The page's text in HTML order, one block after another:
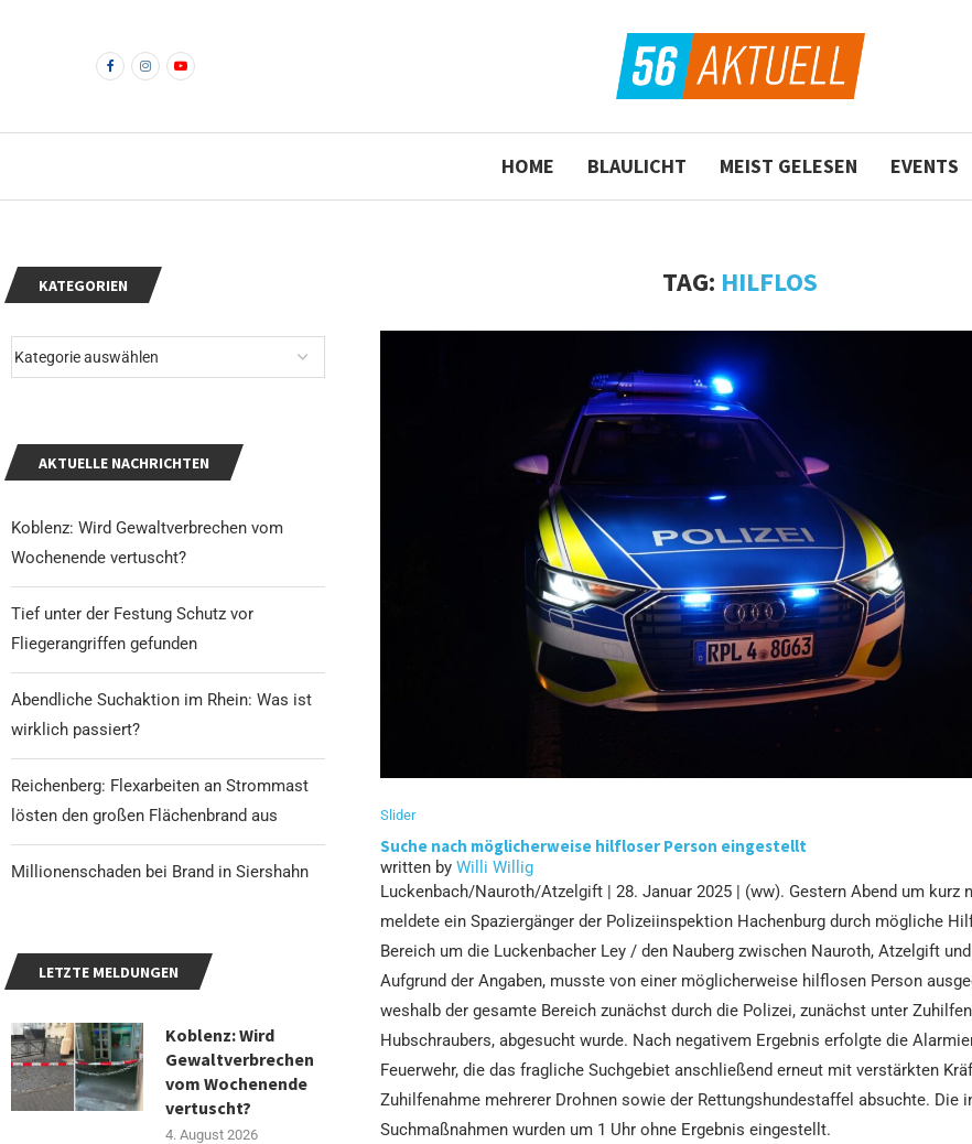
HOME BLAULICHT MEIST GELESEN EVENTS
TAG: HILFLOS
Slider
Suche nach möglicherweise hilfloser Person eingestellt
written by Willi Willig
Luckenbach/Nauroth/Atzelgift | 28. Januar 2025 | (ww). Gestern Abend um kurz
meldete ein Spaziergänger der Polizeiinspektion Hachenburg durch mögliche
Bereich um die Luckenbacher Ley / den Nauberg zwischen Nauroth, Atzelgift
Aufgrund der Angaben, musste von einer möglicherweise hilflosen Person
weshalb der gesamte Bereich zunächst durch die Polizei, zunächst unter
Hubschraubers, abgesucht wurde. Nach negativem Ergebnis erfolgte die
Feuerwehr, die das fragliche Suchgebiet anschließend erneut mit verstärkten
Zuhilfenahme mehrerer Drohnen sowie der Rettungshundestaffel absuchte. Die
Suchmaßnahmen wurden um 1 Uhr ohne Ergebnis eingestellt.
KATEGORIEN
AKTUELLE NACHRICHTEN
Koblenz: Wird Gewaltverbrechen vom
Wochenende vertuscht?
Tief unter der Festung Schutz vor
Fliegerangriffen gefunden
Abendliche Suchaktion im Rhein: Was ist
wirklich passiert?
Reichenberg: Flexarbeiten an Strommast
lösten den großen Flächenbrand aus
Millionenschaden bei Brand in Siershahn
LETZTE MELDUNGEN
Koblenz: Wird
Gewaltverbrechen
vom Wochenende
vertuscht?
4. August 2026